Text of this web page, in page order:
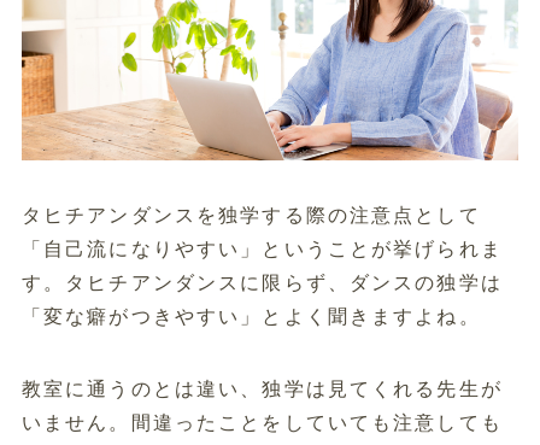
タヒチアンダンスを独学する際の注意点として
「自己流になりやすい」ということが挙げられま
す。タヒチアンダンスに限らず、ダンスの独学は
「変な癖がつきやすい」とよく聞きますよね。
教室に通うのとは違い、独学は見てくれる先生が
いません。間違ったことをしていても注意しても